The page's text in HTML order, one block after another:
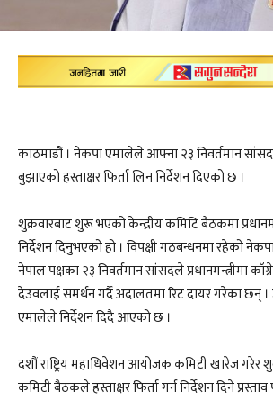
काठमाडौं । नेकपा एमालेले आफ्ना २३ निवर्तमान
बुझाएको हस्ताक्षर फिर्ता लिन निर्देशन दिएको छ ।
शुक्रवारबाट शुरू भएको केन्द्रीय कमिटि बैठकमा
निर्देशन दिनुभएको हो । विपक्षी गठबन्धनमा रहेको
नेपाल पक्षका २३ निवर्तमान सांसदले प्रधानमन्त्रीमा
देउवलाई समर्थन गर्दै अदालतमा रिट दायर गरेका छन् ।
एमालेले निर्देशन दिदै आएको छ ।
दशौं राष्ट्रिय महाधिवेशन आयोजक कमिटी खारेज गरेर
कमिटी बैठकले हस्ताक्षर फिर्ता गर्न निर्देशन दिने प्रस्ताव